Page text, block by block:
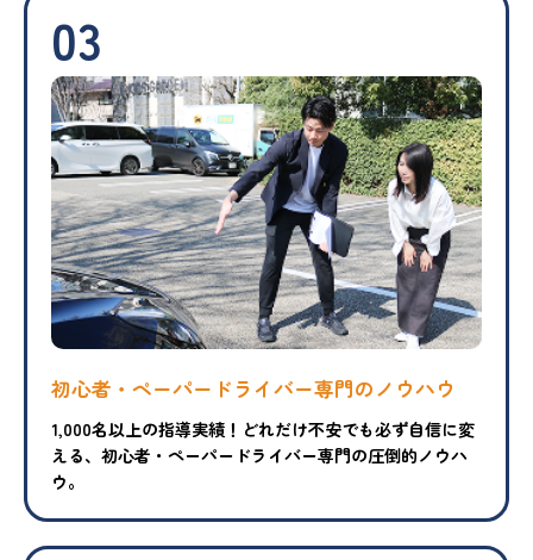
03
初心者・ペーパードライバー専門のノウハウ
1,000名以上の指導実績！どれだけ不安でも必ず自信に変
える、初心者・ペーパードライバー専門の圧倒的ノウハ
ウ。